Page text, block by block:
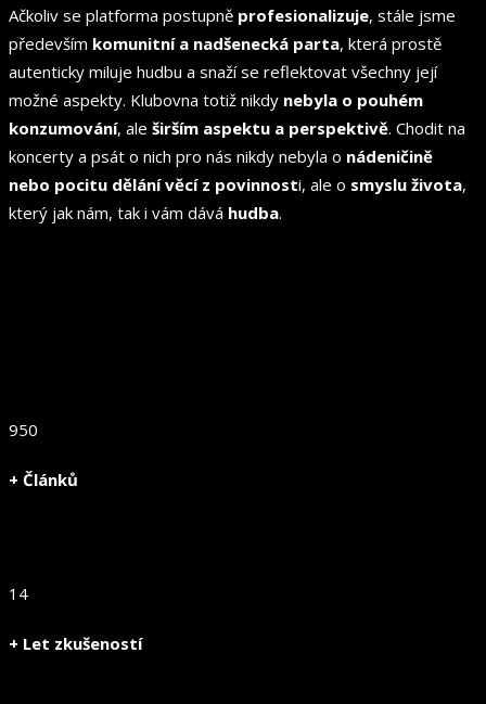
Ačkoliv se platforma postupně profesionalizuje, stále jsme
především komunitní a nadšenecká parta, která prostě
autenticky miluje hudbu a snaží se reflektovat všechny její
možné aspekty. Klubovna totiž nikdy nebyla o pouhém
konzumování, ale širším aspektu a perspektivě. Chodit na
koncerty a psát o nich pro nás nikdy nebyla o nádeničině
nebo pocitu dělání věcí z povinnosti, ale o smyslu života,
který jak nám, tak i vám dává hudba.
950
+ Článků
14
+ Let zkušeností